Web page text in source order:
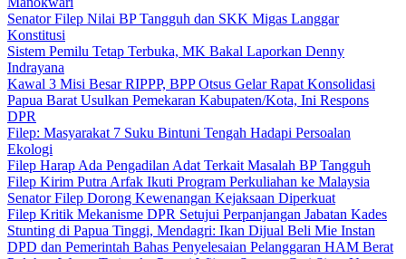
Senator Filep Nilai BP Tangguh dan SKK Migas Langgar
Konstitusi
Sistem Pemilu Tetap Terbuka, MK Bakal Laporkan Denny
Indrayana
Kawal 3 Misi Besar RIPPP, BPP Otsus Gelar Rapat Konsolidasi
Papua Barat Usulkan Pemekaran Kabupaten/Kota, Ini Respons
DPR
Filep: Masyarakat 7 Suku Bintuni Tengah Hadapi Persoalan
Ekologi
Filep Harap Ada Pengadilan Adat Terkait Masalah BP Tangguh
Filep Kirim Putra Arfak Ikuti Program Perkuliahan ke Malaysia
Senator Filep Dorong Kewenangan Kejaksaan Diperkuat
Filep Kritik Mekanisme DPR Setujui Perpanjangan Jabatan Kades
Stunting di Papua Tinggi, Mendagri: Ikan Dijual Beli Mie Instan
DPD dan Pemerintah Bahas Penyelesaian Pelanggaran HAM Berat